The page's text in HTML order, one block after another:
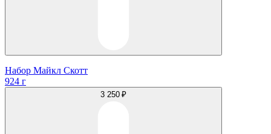
Набор Майкл Скотт
924 г
3 250 ₽